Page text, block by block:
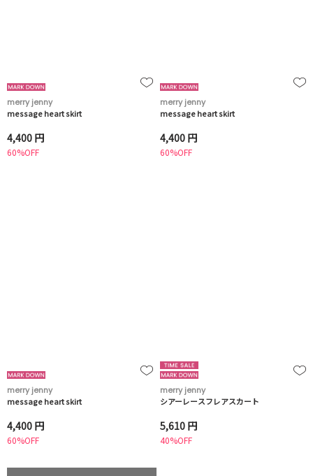
merry jenny
message heart skirt
4,400 円
60%OFF
merry jenny
message heart skirt
4,400 円
60%OFF
merry jenny
message heart skirt
4,400 円
60%OFF
merry jenny
シアーレースフレアスカート
5,610 円
40%OFF